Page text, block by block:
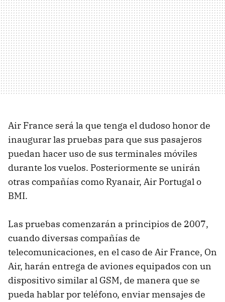
Air France será la que tenga el dudoso honor de
inaugurar las pruebas para que sus pasajeros
puedan hacer uso de sus terminales móviles
durante los vuelos. Posteriormente se unirán
otras compañías como Ryanair, Air Portugal o
BMI.
Las pruebas comenzarán a principios de 2007,
cuando diversas compañías de
telecomunicaciones, en el caso de Air France, On
Air, harán entrega de aviones equipados con un
dispositivo similar al GSM, de manera que se
pueda hablar por teléfono, enviar mensajes de